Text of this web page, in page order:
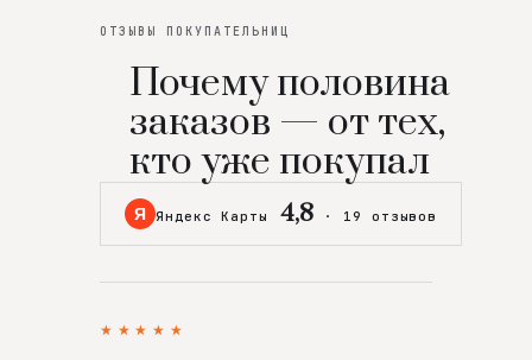
ОТЗЫВЫ ПОКУПАТЕЛЬНИЦ
Почему половина
заказов — от тех,
кто уже покупал
Я Яндекс Карты 4,8 · 19 отзывов
★★★★★